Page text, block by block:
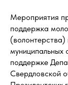
Мероприятия
поддержка
муниципальных
поддержке
Свердловской